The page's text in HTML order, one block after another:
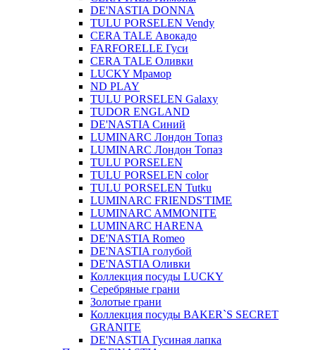
DE'NASTIA DONNA
TULU PORSELEN Vendy
CERA TALE Авокадо
FARFORELLE Гуси
CERA TALE Оливки
LUCKY Мрамор
ND PLAY
TULU PORSELEN Galaxy
TUDOR ENGLAND
DE'NASTIA Синий
LUMINARC Лондон Топаз
LUMINARC Лондон Топаз
TULU PORSELEN
TULU PORSELEN color
TULU PORSELEN Tutku
LUMINARC FRIENDS'TIME
LUMINARC AMMONITE
LUMINARC HARENA
DE'NASTIA Romeo
DE'NASTIA голубой
DE'NASTIA Оливки
Коллекция посуды LUCKY
Серебряные грани
Золотые грани
Коллекция посуды BAKER`S SECRET
GRANITE
DE'NASTIA Гусиная лапка